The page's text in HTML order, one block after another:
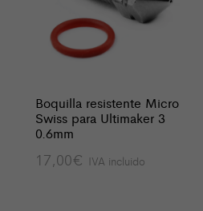
Boquilla resistente Micro
Swiss para Ultimaker 3
0.6mm
17,00€ IVA incluido